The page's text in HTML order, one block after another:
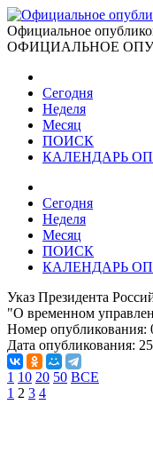
Официальное
ОФИЦИАЛЬНОЕ
Сегодня
Неделя
Месяц
ПОИСК
КАЛЕНДАРЬ
Сегодня
Неделя
Месяц
ПОИСК
КАЛЕНДАРЬ
Указ Президента
"О временном
Номер опубликования:
Дата опубликования:
1 10 20 50 ВСЕ
1 2 3 4